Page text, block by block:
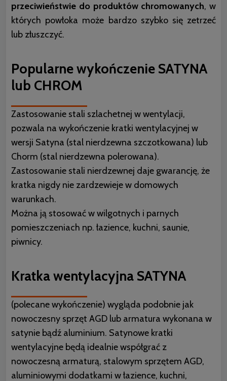
przeciwieństwie do produktów chromowanych, w
których powłoka może bardzo szybko się zetrzeć
lub złuszczyć.
Popularne wykończenie SATYNA
lub CHROM
Zastosowanie stali szlachetnej w wentylacji,
pozwala na wykończenie kratki wentylacyjnej w
wersji Satyna (stal nierdzewna szczotkowana) lub
Chorm (stal nierdzewna polerowana).
Zastosowanie stali nierdzewnej daje gwarancję, że
kratka nigdy nie zardzewieje w domowych
warunkach.
Można ją stosować w wilgotnych i parnych
pomieszczeniach np. łazience, kuchni, saunie,
piwnicy.
Kratka wentylacyjna SATYNA
(polecane wykończenie) wygląda podobnie jak
nowoczesny sprzęt AGD lub armatura wykonana w
satynie bądź aluminium. Satynowe kratki
wentylacyjne będą idealnie współgrać z
nowoczesną armaturą, stalowym sprzętem AGD,
aluminiowymi dodatkami w łazience, kuchni,